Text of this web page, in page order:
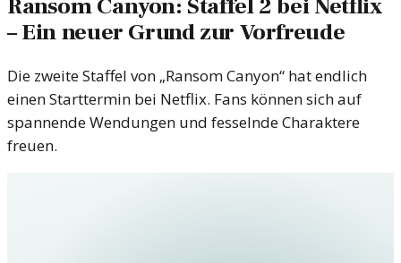
Ransom Canyon: Staffel 2 bei Netflix
– Ein neuer Grund zur Vorfreude
Die zweite Staffel von „Ransom Canyon“ hat endlich
einen Starttermin bei Netflix. Fans können sich auf
spannende Wendungen und fesselnde Charaktere
freuen.